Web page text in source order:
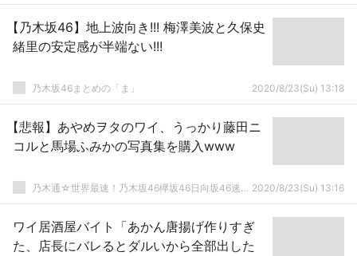
【乃木坂46】地上波向き!!! 梅澤美波と久保史
緒里の安定感が半端ない!!!
乃木坂46まとめの「ま」 2020/8/23(Su) 13:18
【悲報】あやめヲタのワイ、うっかり藤田ニ
コルと馬場ふみかの写真集を購入www
乃木通☆世界最速！乃木坂46欅坂46日向坂46速報まとめ 2020/8/23(Su) 13:16
ワイ居酒屋バイト「あかん唐揚げ作りすぎ
た、店長にバレるとダルいから全部出した